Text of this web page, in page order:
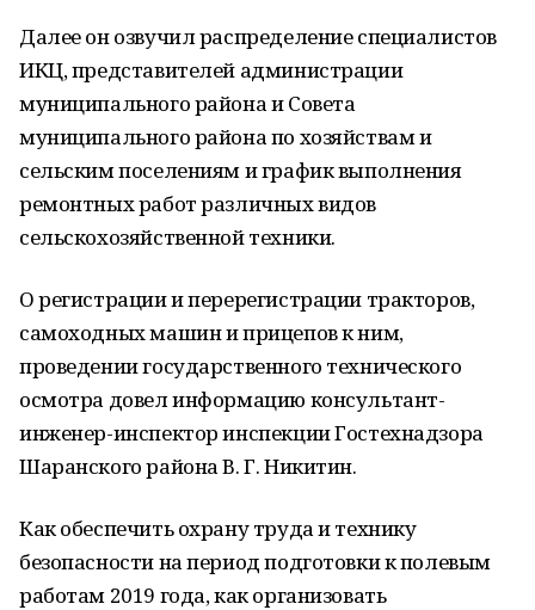
Далее он озвучил распределение специалистов
ИКЦ, представителей администрации
муниципального района и Совета
муниципального района по хозяйствам и
сельским поселениям и график выполнения
ремонтных работ различных видов
сельскохозяйственной техники.
О регистрации и перерегистрации тракторов,
самоходных машин и прицепов к ним,
проведении государственного технического
осмотра довел информацию консультант-
инженер-инспектор инспекции Гостехнадзора
Шаранского района В. Г. Никитин.
Как обеспечить охрану труда и технику
безопасности на период подготовки к полевым
работам 2019 года, как организовать